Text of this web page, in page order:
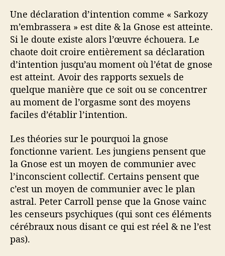
Une déclaration d’intention comme « Sarkozy
m’embrassera » est dite & la Gnose est atteinte.
Si le doute existe alors l’œuvre échouera. Le
chaote doit croire entièrement sa déclaration
d’intention jusqu’au moment où l’état de gnose
est atteint. Avoir des rapports sexuels de
quelque manière que ce soit ou se concentrer
au moment de l’orgasme sont des moyens
faciles d’établir l’intention.
Les théories sur le pourquoi la gnose
fonctionne varient. Les jungiens pensent que
la Gnose est un moyen de communier avec
l’inconscient collectif. Certains pensent que
c’est un moyen de communier avec le plan
astral. Peter Carroll pense que la Gnose vainc
les censeurs psychiques (qui sont ces éléments
cérébraux nous disant ce qui est réel & ne l’est
pas).